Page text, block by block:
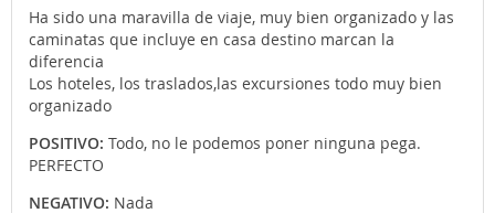
Ha sido una maravilla de viaje, muy bien organizado y las
caminatas que incluye en casa destino marcan la
diferencia
Los hoteles, los traslados,las excursiones todo muy bien
organizado
POSITIVO: Todo, no le podemos poner ninguna pega.
PERFECTO
NEGATIVO: Nada